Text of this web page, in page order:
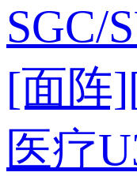
SGC/
[面阵
医疗